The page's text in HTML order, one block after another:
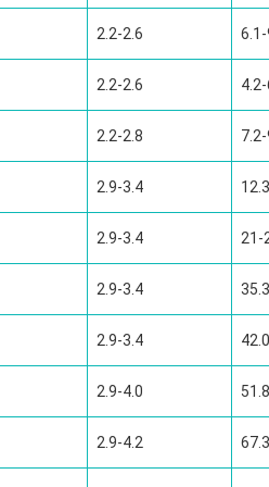
2.2-2.6 6.1-
2.2-2.6
2.2-2.8
2.9-3.4
2.9-3.4 21-
2.9-3.4
2.9-3.4
2.9-4.0
2.9-4.2